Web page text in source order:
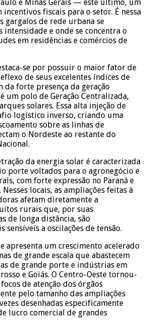
e Minas Gerais — este último, um
fiscais para o setor. É nessa
gargalos de rede urbana se
intensidade e onde se concentra o
em residências e comércios de
se por possuir o maior fator de
de seus excelentes índices de
da forte presença da geração
um polo de Geração Centralizada,
solares. Essa alta injeção de
logístico inverso, criando uma
sobre as linhas de
o Nordeste ao restante do
da energia solar é caracterizada
porte voltados para o agronegócio e
com forte expressão no Paraná e
locais, as ampliações feitas à
afetam diretamente a
rurais que, por suas
de longa distância, são
a oscilações de tensão.
apresenta um crescimento acelerado
de grande escala que abastecem
de grande porte e indústrias em
e Goiás. O Centro-Oeste tornou-
de atenção dos órgãos
pelo tamanho das ampliações
desenhadas especificamente
lucro comercial de grandes